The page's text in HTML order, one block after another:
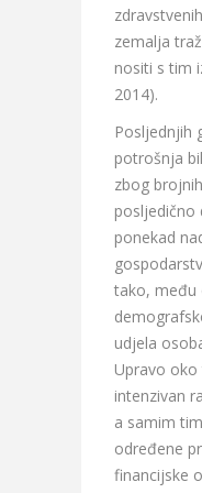
zemalja
nositi s tim
2014).
Posljednjih
potrošnja
zbog
posljedično
ponekad
tako, među
udjela
Upravo
intenzivan
a samim
određene
financijske